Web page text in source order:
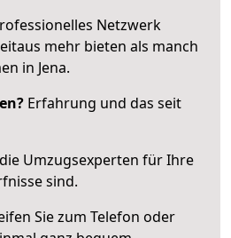
Netzwerk
mehr bieten als manch
in Jena.
Erfahrung und das seit
Umzugsexperten für Ihre
sind.
Sie zum Telefon oder